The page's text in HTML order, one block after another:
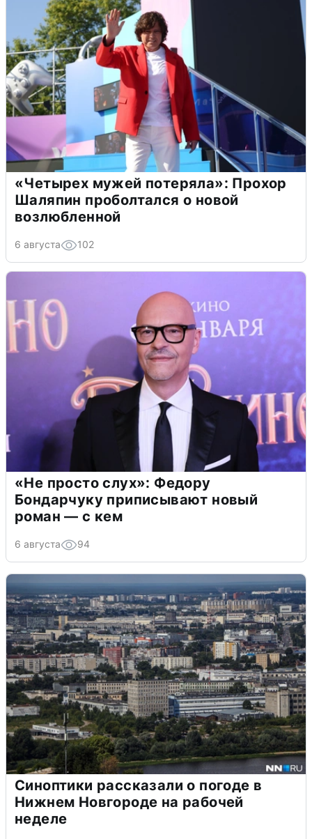
«Четырех мужей потеряла»: Прохор
Шаляпин проболтался о новой
возлюбленной
6 августа 102
«Не просто слух»: Федору
Бондарчуку приписывают новый
роман — с кем
6 августа 94
Синоптики рассказали о погоде в
Нижнем Новгороде на рабочей
неделе